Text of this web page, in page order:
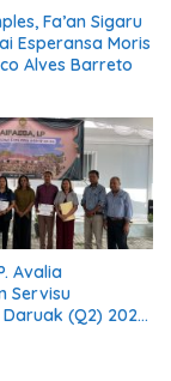
Fa’an Sigaru
Esperansa Moris
Alves Barreto
Avalia
Servisu
(Q2) 2026